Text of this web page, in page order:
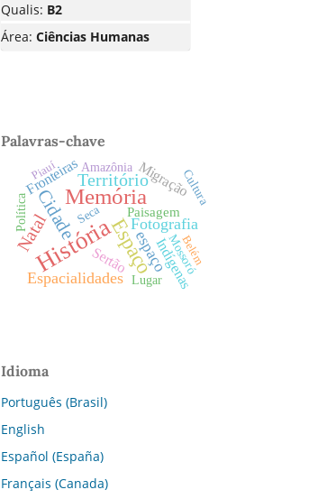
Qualis: B2
Área: Ciências Humanas
Palavras-chave
História
Memória
Espaço
Cidade
Território
Natal
Espacialidades
Fotografia
espaço
Migração
Fronteiras
Sertão Indígenas
Paisagem
Seca
Política
Amazônia
Mossoró
Lugar
Cultura
Piauí
Belém
Idioma
Português (Brasil)
English
Español (España)
Français (Canada)